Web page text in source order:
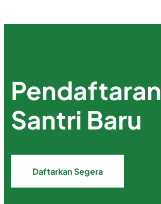
Pendaftaran
Santri Baru
Daftarkan Segera